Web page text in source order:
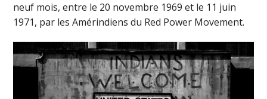
neuf mois, entre le 20 novembre 1969 et le 11 juin
1971, par les Amérindiens du Red Power Movement.